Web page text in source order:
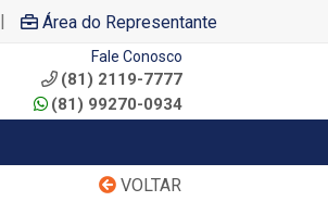
| Área do Representante
Fale Conosco
(81) 2119-7777
(81) 99270-0934
VOLTAR